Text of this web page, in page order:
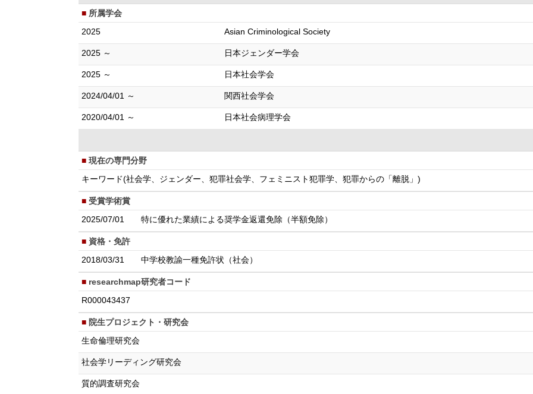
所属学会
2025
Asian Criminological Society
2025 ～ 日本ジェンダー学会
2025 ～ 日本社会学会
2024/04/01 ～ 関西社会学会
2020/04/01 ～ 日本社会病理学会
現在の専門分野
キーワード(社会学、ジェンダー、犯罪社会学、フェミニスト犯罪学、犯罪からの「離脱」)
受賞学術賞
2025/07/01
特に優れた業績による奨学金返還免除（半額免除）
資格・免許
2018/03/31
中学校教諭一種免許状（社会）
researchmap研究者コード
R000043437
院生プロジェクト・研究会
生命倫理研究会
社会学リーディング研究会
質的調査研究会